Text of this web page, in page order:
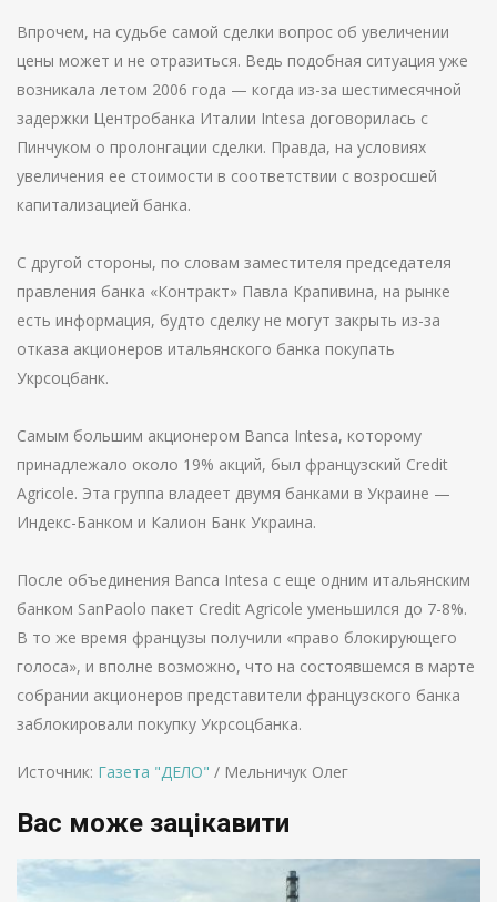
Впрочем, на судьбе самой сделки вопрос об увеличении
цены может и не отразиться. Ведь подобная ситуация уже
возникала летом 2006 года — когда из-за шестимесячной
задержки Центробанка Италии Intesa договорилась с
Пинчуком о пролонгации сделки. Правда, на условиях
увеличения ее стоимости в соответствии с возросшей
капитализацией банка.
С другой стороны, по словам заместителя председателя
правления банка «Контракт» Павла Крапивина, на рынке
есть информация, будто сделку не могут закрыть из-за
отказа акционеров итальянского банка покупать
Укрсоцбанк.
Самым большим акционером Banсa Intesa, которому
принадлежало около 19% акций, был французский Credit
Agricole. Эта группа владеет двумя банками в Украине —
Индекс-Банком и Калион Банк Украина.
После объединения Banсa Intesa с еще одним итальянским
банком SanPaolo пакет Credit Agricole уменьшился до 7-8%.
В то же время французы получили «право блокирующего
голоса», и вполне возможно, что на состоявшемся в марте
собрании акционеров представители французского банка
заблокировали покупку Укрсоцбанка.
Источник: Газета "ДЕЛО" / Мельничук Олег
Вас може зацікавити